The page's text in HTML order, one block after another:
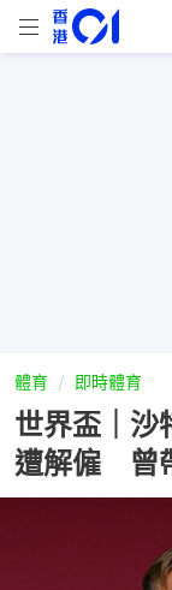
體育 即時體育
世界盃｜
遭解僱 曾